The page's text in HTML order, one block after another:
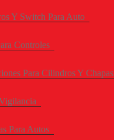
Y Switch Para Auto
Controles
Para Cilindros Y Chapas
Para Autos